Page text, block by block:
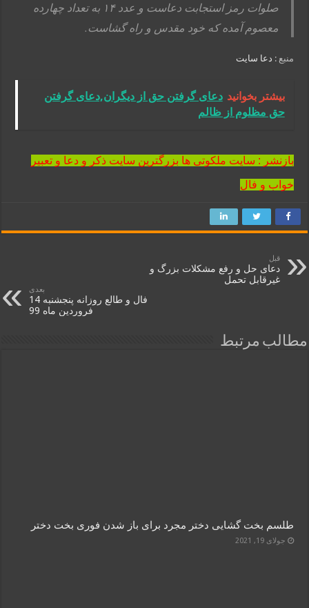
صلوات رمز استجابت دعاست و عدد ۱۴ به تعداد چهارده
معصوم آمده که خود مقدس و راه گشاست.
منبع : دعا سایت
بیشتر بخوانید دعای گرفتن حق از دیگران,دعای گرفتن
حق مظلوم از ظالم
بازنشر : سایت ملکوتی ها بزرگترین سایت ذکر و دعا و تعبیر
خواب و فال
قبل
دعای حل و رفع مشکلات بزرگ و
غیرقابل تحمل
بعدی
فال و طالع روزانه پنجشنبه 14
فروردین ماه 99
مطالب مرتبط
طلسم بخت گشایی دختر مجرد برای باز شدن فوری بخت دختر
جولای 19, 2021